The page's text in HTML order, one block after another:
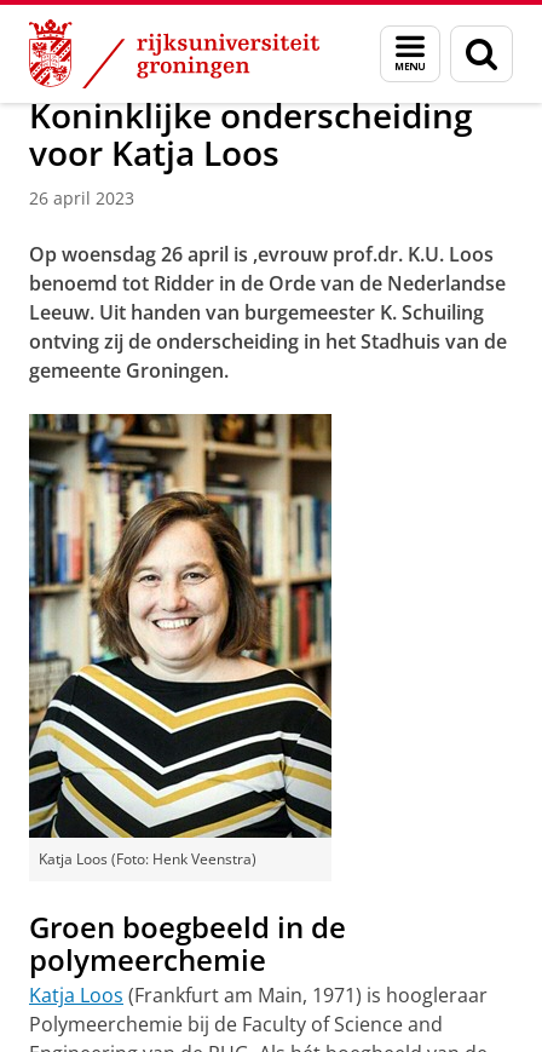
Skip
Content
Skip
Navigation
Menu
en
zoeken
Onderzoek News
Koninklijke onderscheiding
voor Katja Loos
26 april 2023
Op woensdag 26 april is ,evrouw prof.dr. K.U. Loos
benoemd tot Ridder in de Orde van de Nederlandse
Leeuw. Uit handen van burgemeester K. Schuiling
ontving zij de onderscheiding in het Stadhuis van de
gemeente Groningen.
Katja Loos (Foto: Henk Veenstra)
Groen boegbeeld in de
polymeerchemie
Katja Loos (Frankfurt am Main, 1971) is hoogleraar
Polymeerchemie bij de Faculty of Science and